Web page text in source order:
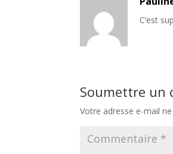
C’est
Soumettre un
Votre adresse e-mail